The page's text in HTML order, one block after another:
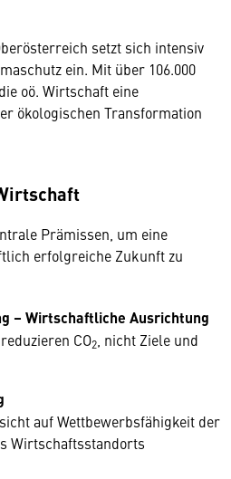
setzt sich intensiv
ein. Mit über 106.000
oö. Wirtschaft eine
ökologischen Transformation
Prämissen, um eine
erfolgreiche Zukunft zu
– Wirtschaftliche Ausrichtung
CO2 , nicht Ziele und
auf Wettbewerbsfähigkeit der
Wirtschaftsstandorts